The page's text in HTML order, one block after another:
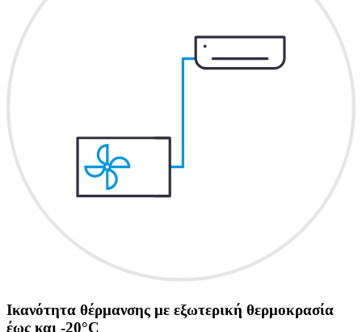
Ικανότητα θέρμανσης με εξωτερική θερμοκρασία
έως και -20°C